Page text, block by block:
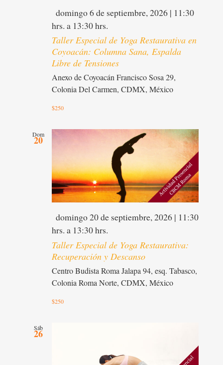
Destacado
domingo 6 de septiembre, 2026 | 11:30
hrs. a 13:30 hrs.
Taller Especial de Yoga Restaurativa en
Coyoacán: Columna Sana, Espalda
Libre de Tensiones
Anexo de Coyoacán Francisco Sosa 29,
Colonia Del Carmen, CDMX, México
$250
Dom
20
Destacado
domingo 20 de septiembre, 2026 | 11:30
hrs. a 13:30 hrs.
Taller Especial de Yoga Restaurativa:
Recuperación y Descanso
Centro Budista Roma Jalapa 94, esq. Tabasco,
Colonia Roma Norte, CDMX, México
$250
Sáb
26